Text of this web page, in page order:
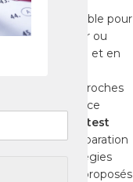
incontournable pour
étudier ou
ville paisible et en
connaître les
d’examen proches
Dans ce
réussir votre test
à une préparation
et des stratégies
de référence proposés